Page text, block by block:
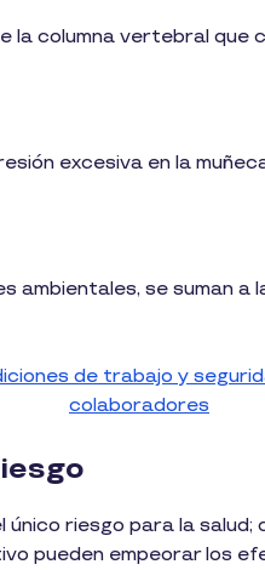
la columna vertebral que
excesiva en la
ambientales, se suman
de trabajo y
colaboradores
riesgo para la salud;
pueden empeorar los